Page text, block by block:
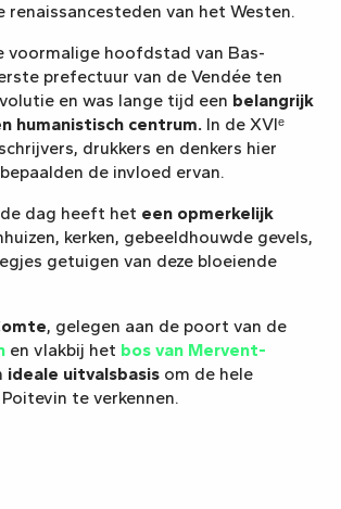
renaissancesteden van het Westen.
voormalige hoofdstad van Bas-
prefectuur van de Vendée ten
en was lange tijd een belangrijk
humanistisch centrum. In de XVIᵉ
drukkers en denkers hier
de invloed ervan.
dag heeft het een opmerkelijk
kerken, gebeeldhouwde gevels,
getuigen van deze bloeiende
, gelegen aan de poort van de
en vlakbij het bos van Mervent-
ideale uitvalsbasis om de hele
te verkennen.